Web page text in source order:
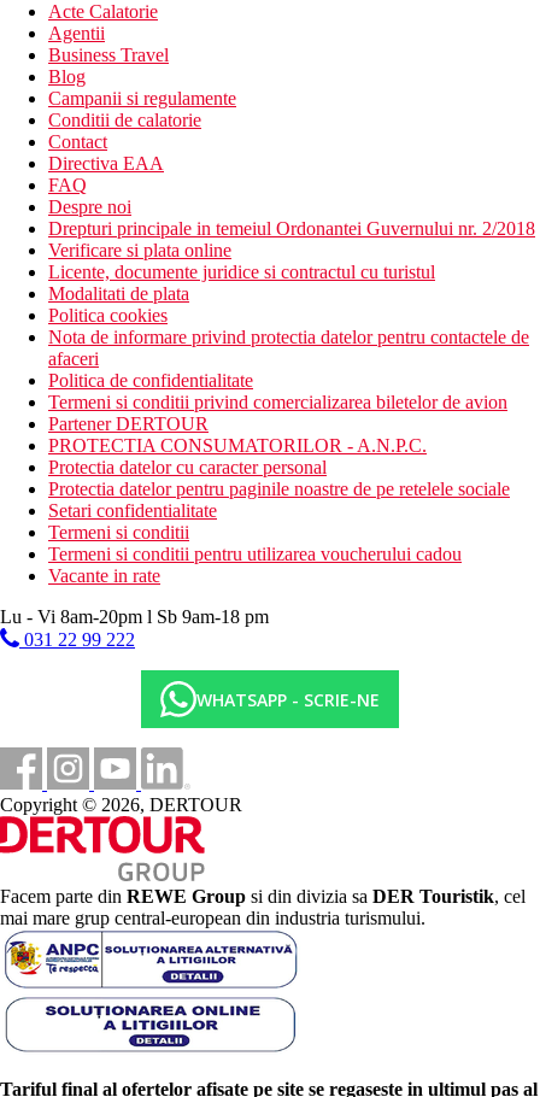
Acte Calatorie
Agentii
Business Travel
Blog
Campanii si regulamente
Conditii de calatorie
Contact
Directiva EAA
FAQ
Despre noi
Drepturi principale in temeiul Ordonantei Guvernului nr. 2/2018
Verificare si plata online
Licente, documente juridice si contractul cu turistul
Modalitati de plata
Politica cookies
Nota de informare privind protectia datelor pentru contactele de
afaceri
Politica de confidentialitate
Termeni si conditii privind comercializarea biletelor de avion
Partener DERTOUR
PROTECTIA CONSUMATORILOR - A.N.P.C.
Protectia datelor cu caracter personal
Protectia datelor pentru paginile noastre de pe retelele sociale
Setari confidentialitate
Termeni si conditii
Termeni si conditii pentru utilizarea voucherului cadou
Vacante in rate
Lu - Vi 8am-20pm l Sb 9am-18 pm
031 22 99 222
WHATSAPP - SCRIE-NE
Copyright © 2026, DERTOUR
Facem parte din REWE Group si din divizia sa DER Touristik, cel
mai mare grup central-european din industria turismului.
Tariful final al ofertelor afisate pe site se regaseste in ultimul pas al